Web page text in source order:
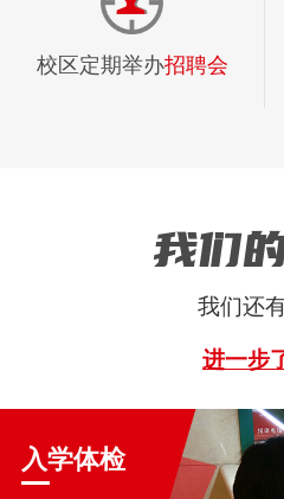
校区定期举办招聘会
我们
我们还
进一步
入学体检